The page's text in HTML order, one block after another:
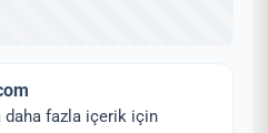
daha fazla içerik için